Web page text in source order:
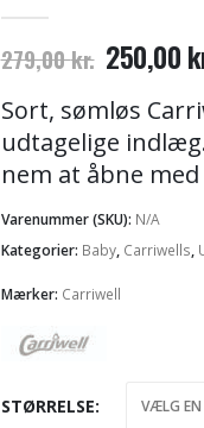
279,00kr. Den
pris
var:
279,00
250,00
Sort, sømløs
udtagelige
nem at åbne
Varenummer (SKU): N/A
Kategorier: Baby, Carriwells,
Mærker: Carriwell
STØRRELSE